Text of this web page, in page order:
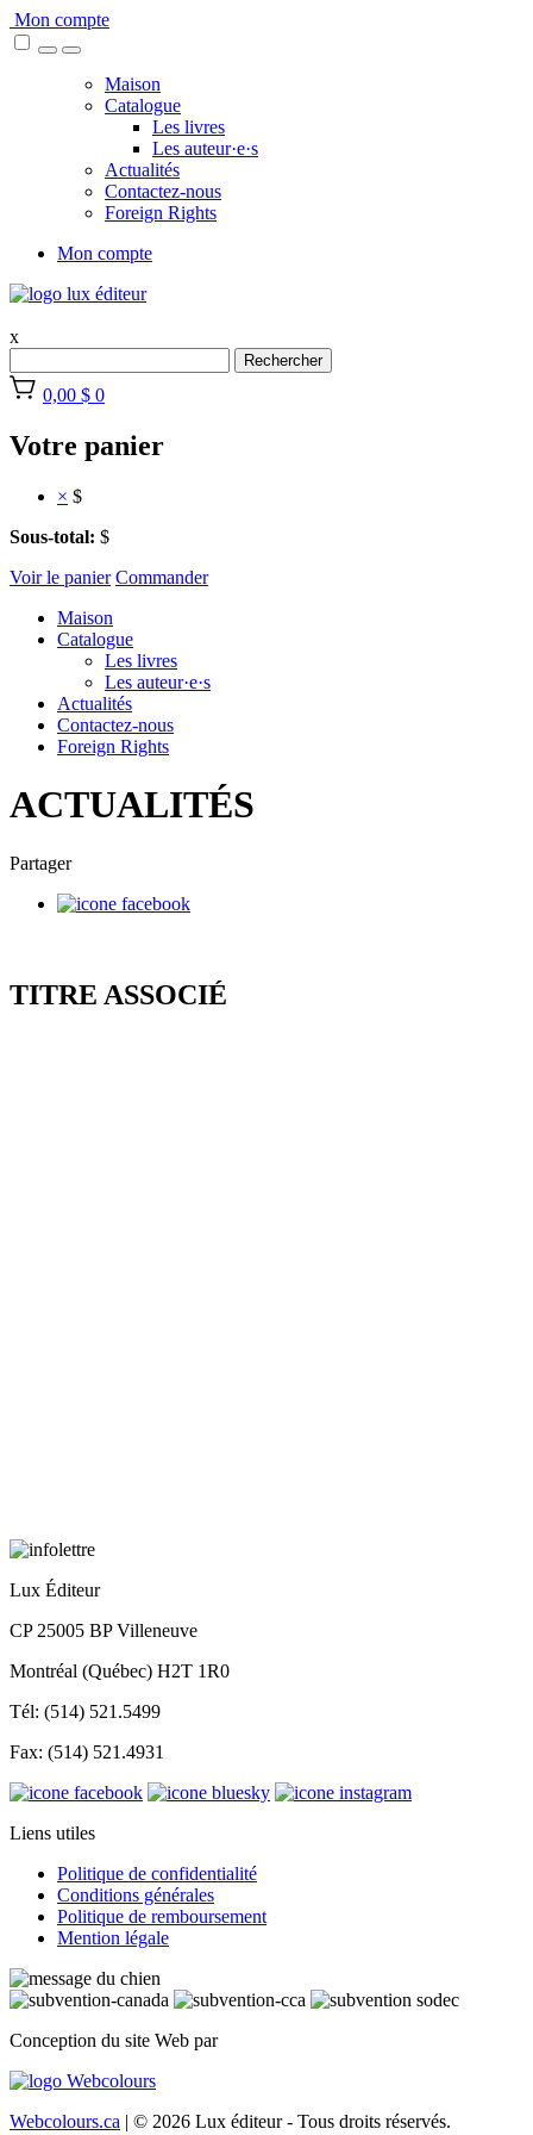
Skip
to
Mon compte
Maison
Catalogue
Les livres
Les auteur·e·s
Actualités
Contactez-nous
Foreign Rights
Mon compte
x
Rechercher
0,00 $ 0
Votre panier
× $
Sous-total: $
Voir le panier Commander
Maison
Catalogue
Les livres
Les auteur·e·s
Actualités
Contactez-nous
Foreign Rights
ACTUALITÉS
Partager
TITRE ASSOCIÉ
Lux Éditeur
CP 25005 BP Villeneuve
Montréal (Québec) H2T 1R0
Tél: (514) 521.5499
Fax: (514) 521.4931
Liens utiles
Politique de confidentialité
Conditions générales
Politique de remboursement
Mention légale
Conception du site Web par
Webcolours.ca | © 2026 Lux éditeur - Tous droits réservés.